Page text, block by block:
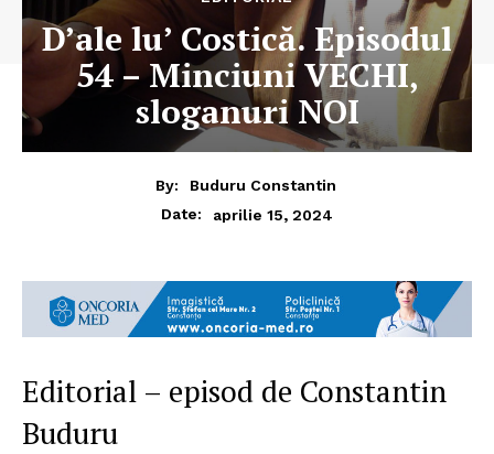
D’ale lu’ Costică. Episodul
54 – Minciuni VECHI,
sloganuri NOI
By:
Buduru Constantin
Date:
aprilie 15, 2024
Editorial – episod de Constantin
Buduru